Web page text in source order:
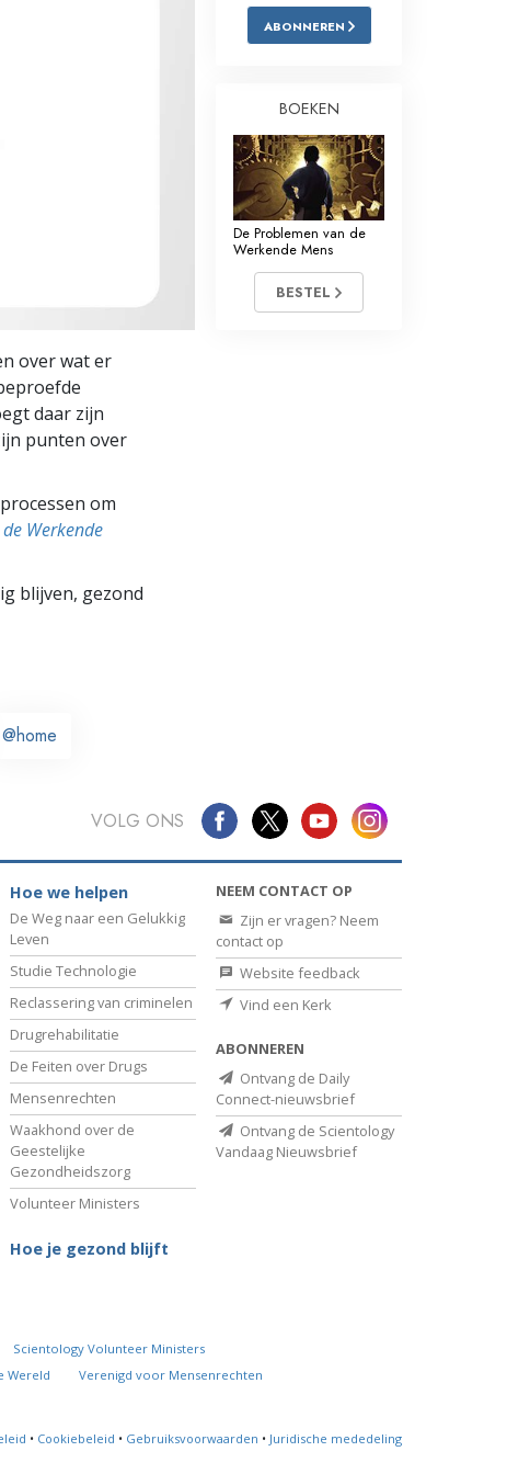
Oplossingen voor het Drugsprobleem
Ethiek en de Condities
De Oorzaak van Onderdrukking
Feitenonderzoek
De Grondbeginselen van Organiseren
over wat er
daar zijn
punten over
om
Werkende
blijven, gezond
@home
ABONNEREN
BOEKEN
De Problemen van de
Werkende Mens
BESTEL
VOLG ONS
Hoe we helpen
De Weg naar een Gelukkig
Leven
Studie Technologie
Reclassering van criminelen
Drugrehabilitatie
De Feiten over Drugs
Mensenrechten
Waakhond over de
Geestelijke
Gezondheidszorg
Volunteer Ministers
Hoe je gezond blijft
NEEM CONTACT OP
Zijn er vragen? Neem
contact op
Website feedback
Vind een Kerk
ABONNEREN
Ontvang de Daily
Connect-nieuwsbrief
Ontvang de Scientology
Vandaag Nieuwsbrief
Scientology Volunteer Ministers
Wereld
Verenigd voor Mensenrechten
• Cookiebeleid • Gebruiksvoorwaarden • Juridische mededeling